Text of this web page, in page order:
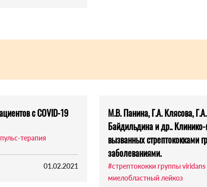
с COVID-19
терапия
01.02.2021
М.В. Панина, Г.А. Клясова,
Байдильдина и др.. Клинико-
вызванных стрептококками
заболеваниями.
#стрептококки группы viridans
миелобластный лейкоз